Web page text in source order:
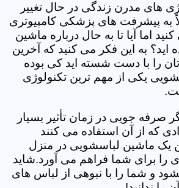
های مدرن زندگی در حال تغییر
به پیشرفت های پزشکی کامپیوتری
اما آیا تا به حال درباره ماشین
اید؟ به این فکر می کنید که آخرین
را با دست شسته اید کی بوده
یکی از مهم ترین تکنولوژی
صرفه جویی در زمان تأثیر بسیار
که از آن استفاده می کنند
یک ماشین لباسشویی در منزل
را برای شما فراهم می آورد.شاید
و شما را با نبوهی از لباس های